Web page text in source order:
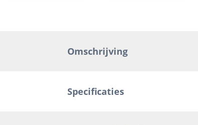
Omschrijving
Specificaties